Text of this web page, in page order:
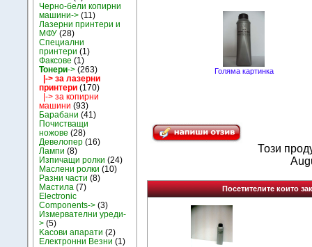
Черно-бели копирни
машини-> (11)
Лазерни принтери и
МФУ (28)
Специални
принтери (1)
Факсове (1)
Тонери-> (263)
|-> за лазерни
принтери (170)
|-> за копирни
машини (93)
Барабани (41)
Почистващи
ножове (28)
Девелопер (16)
Лампи (8)
Изпичащи ролки (24)
Маслени ролки (10)
Разни части (8)
Мастила (7)
Electronic
Components-> (3)
Измервателни уреди-
> (5)
Kасови апарати (2)
Електронни Везни (1)
Голяма картинка
Този
Посетителите които